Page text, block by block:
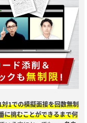
対1での模擬面接を回数無制
に挑むことができるまで何